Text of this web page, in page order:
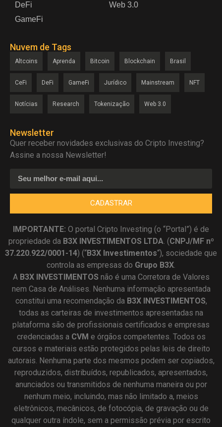
DeFi
GameFi
Web 3.0
Nuvem de Tags
Altcoins Aprenda Bitcoin Blockchain Brasil
CeFi DeFi GameFi Jurídico Mainstream NFT
Notícias Research Tokenização Web 3.0
Newsletter
Quer receber novidades exclusivas do Cripto Investing?
Assine a nossa Newsletter!
CADASTRAR
IMPORTANTE: O portal Cripto Investing (o “Portal”) é de
propriedade da B3X INVESTIMENTOS LTDA . (CNPJ/MF nº
37.220.922/0001-14) (“B3X Investimentos“), sociedade que
controla as empresas do Grupo B3X
A B3X INVESTIMENTOS não é uma Corretora de Valores
nem Casa de Análises. Nenhuma informação apresentada
constitui uma recomendação da B3X INVESTIMENTOS,
todas as carteiras de investimentos apresentadas na
plataforma são de profissionais certificados e empresas
credenciadas a CVM e órgãos competentes. Todos os
cursos e materiais estão protegidos pelas leis de direito
autorais. Nenhuma parte dos mesmos podem ser copiados,
reproduzidos, distribuídos, republicados, apresentados,
anunciados ou transmitidos de nenhuma maneira ou por
nenhum meio, incluindo, mas não limitado a, meios
eletrônicos, mecânicos, de fotocópia, de gravação ou de
qualquer outra índole, sem a permissão prévia por escrito